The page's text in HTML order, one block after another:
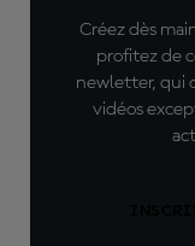
Créez dès
profitez de
newletter, qui
vidéos